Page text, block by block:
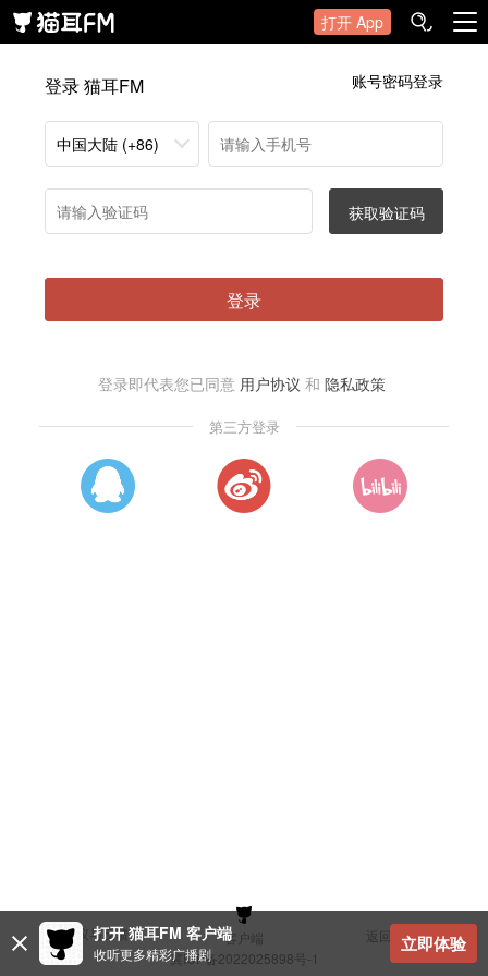
打开 App
登录 猫耳FM 账号密码登录
中国大陆 (+86)
获取验证码
登录
登录即代表您已同意 用户协议 和 隐私政策
第三方登录
建议与反馈 客户端
返回顶部
冀ICP备2022025898号-1
打开 猫耳FM 客户端
收听更多精彩广播剧 立即体验